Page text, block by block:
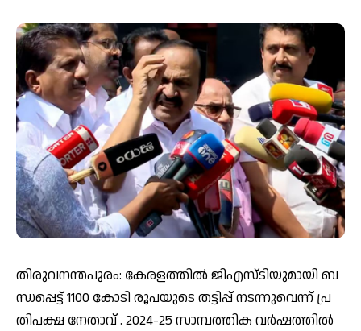
തി​രു​വ​ന​ന്ത​പു​രം: കേരളത്തിൽ ജി​എ​സ്ടി​യു​മാ​യി ബ​
ന്ധ​പ്പെ​ട്ട് 1100 കോ​ടി രൂ​പ​യു​ടെ ത​ട്ടി​പ്പ് ന​ട​ന്നു​വെ​ന്ന് പ്ര​
തി​പ​ക്ഷ നേ​താ​വ് . 2024-25 സാ​മ്പ​ത്തി​ക വ​ർ​ഷ​ത്തി​ൽ